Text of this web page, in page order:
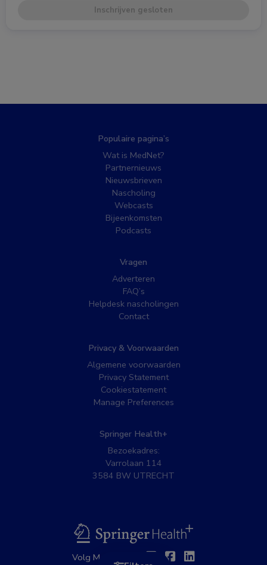
Inschrijven gesloten
Populaire pagina’s
Wat is MedNet?
Partnernieuws
Nieuwsbrieven
Nascholing
Webcasts
Bijeenkomsten
Podcasts
Vragen
Adverteren
FAQ’s
Helpdesk nascholingen
Contact
Privacy & Voorwaarden
Algemene voorwaarden
Privacy Statement
Cookiestatement
Manage Preferences
Springer Health+
Bezoekadres:
Varrolaan 114
3584 BW UTRECHT
BSL
Volg MedNet op: TwitterFacebook
Linkedin